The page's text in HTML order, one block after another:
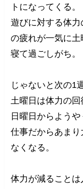
トになってくる。
遊びに対する体
の疲れが一気に
寝て過ごしがち。
じゃないと次の1
土曜日は体力の回
日曜日からよう
仕事だからあま
なくなる。
体力が減ること